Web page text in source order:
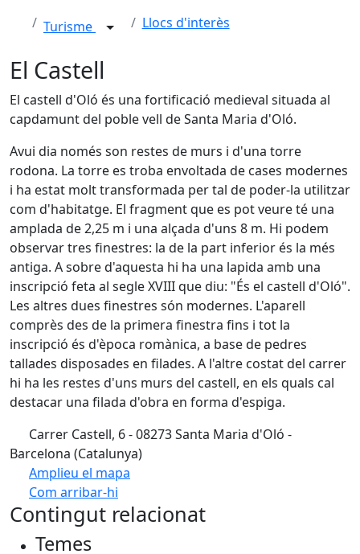
Turisme Llocs d'interès
El Castell
El castell d'Oló és una fortificació medieval situada al
capdamunt del poble vell de Santa Maria d'Oló.
Avui dia només son restes de murs i d'una torre
rodona. La torre es troba envoltada de cases modernes
i ha estat molt transformada per tal de poder-la utilitzar
com d'habitatge. El fragment que es pot veure té una
amplada de 2,25 m i una alçada d'uns 8 m. Hi podem
observar tres finestres: la de la part inferior és la més
antiga. A sobre d'aquesta hi ha una lapida amb una
inscripció feta al segle XVIII que diu: "És el castell d'Oló".
Les altres dues finestres són modernes. L'aparell
comprès des de la primera finestra fins i tot la
inscripció és d'època romànica, a base de pedres
tallades disposades en filades. A l'altre costat del carrer
hi ha les restes d'uns murs del castell, en els quals cal
destacar una filada d'obra en forma d'espiga.
Carrer Castell, 6 - 08273 Santa Maria d'Oló -
Barcelona (Catalunya)
Amplieu el mapa
Com arribar-hi
+
Contingut relacionat
Temes